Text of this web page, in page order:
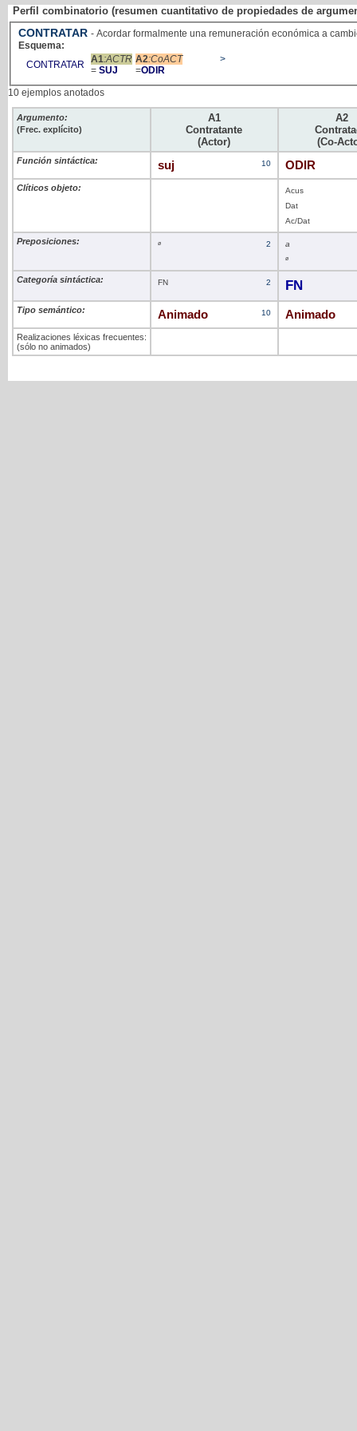
Perfil combinatorio (resumen cuantitativo de propiedades de
CONTRATAR - Acordar formalmente una remuneración económica a
Esquema:
CONTRATAR
A1:ACTR
= SUJ
A2:CoACT
=ODIR
>
10 ejemplos anotados
Argumento:
(Frec. explícito)
A1
Contratante
(Actor)
A2
(Co-
Función sintáctica: suj 10 ODIR
Clíticos objeto:
Acus
Dat
Ac/Dat
Preposiciones: ø 2 a
ø
Categoría sintáctica: FN 2 FN
Tipo semántico: Animado 10 Animado
Realizaciones léxicas frecuentes:
(sólo no animados)